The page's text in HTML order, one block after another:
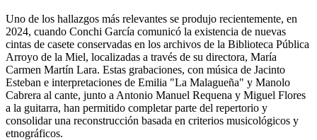
Uno de los hallazgos más relevantes se produjo recientemente, en
2024, cuando Conchi García comunicó la existencia de nuevas
cintas de casete conservadas en los archivos de la Biblioteca Pública
Arroyo de la Miel, localizadas a través de su directora, María
Carmen Martín Lara. Estas grabaciones, con música de Jacinto
Esteban e interpretaciones de Emilia "La Malagueña" y Manolo
Cabrera al cante, junto a Antonio Manuel Requena y Miguel Flores
a la guitarra, han permitido completar parte del repertorio y
consolidar una reconstrucción basada en criterios musicológicos y
etnográficos.